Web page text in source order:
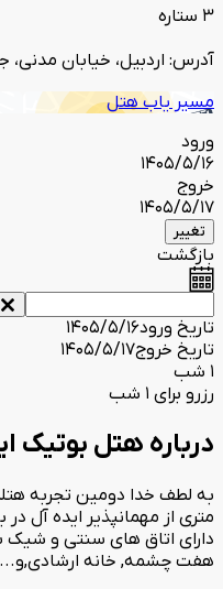
3 ستاره
آدرس: اردبیل، خیابان
مسیر یاب هتل
ورود
1405/5/16
خروج
1405/5/17
تغییر
بازگشت
تاریخ ورود1405/5/16
تاریخ خروج1405/5/17
1 شب
رزرو برای 1 شب
درباره هتل بوتیک
دارای اتاق های سنتی و شیک
هفت چشمه, خانه